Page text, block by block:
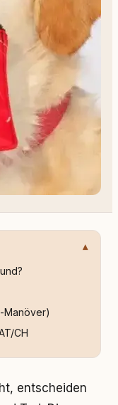
Manöver)
CH
entscheiden